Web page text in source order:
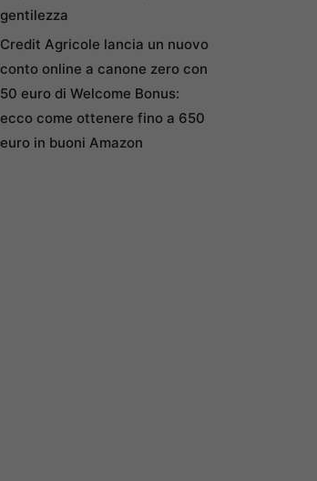
gentilezza
Credit Agricole lancia un nuovo
conto online a canone zero con
50 euro di Welcome Bonus:
ecco come ottenere fino a 650
euro in buoni Amazon